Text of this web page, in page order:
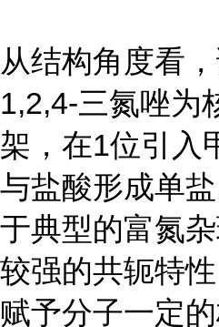
从结构角度看
1,2,4-三氮唑为
架，在1位引入
与盐酸形成单
于典型的富氮
较强的共轭特
赋予分子一定